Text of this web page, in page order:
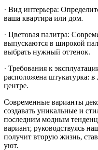
· Вид интерьера:
ваша квартира или дом.
· Цветовая палитра:
выпускаются в широкой
выбрать нужный оттенок.
· Требования к
расположена штукатурка:
центре.
Современные варианты
создавать уникальные и
последним модным
вариант, руководствуясь
получит вторую жизнь,
уют.